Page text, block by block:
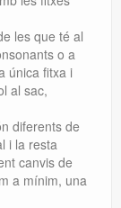
les que té al
o a
única fitxa i
al sac,
diferents de
i la resta
canvis de
a mínim, una